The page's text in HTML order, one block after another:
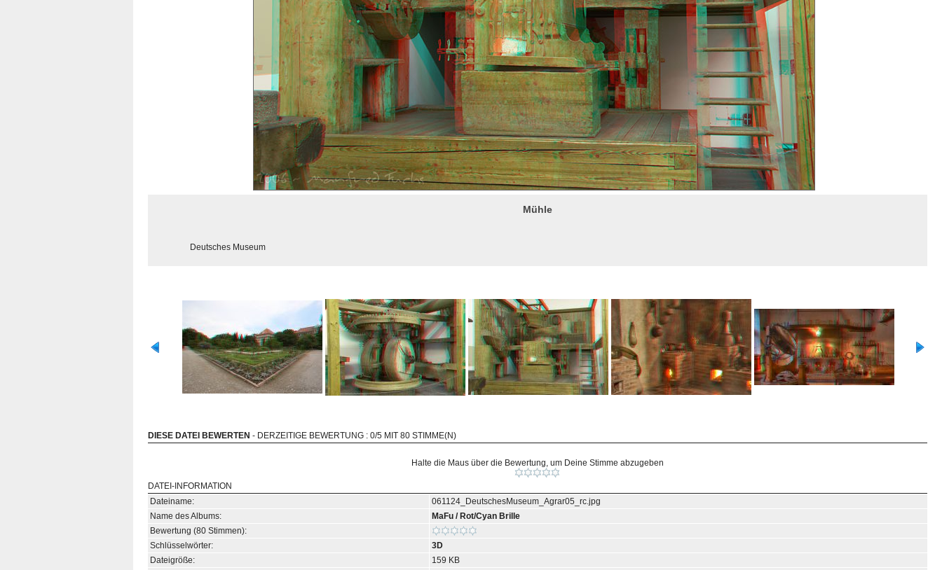
Mühle
Deutsches Museum
DIESE DATEI BEWERTEN - DERZEITIGE BEWERTUNG : 0/5 MIT 80 STIMME(N)
Halte die Maus über die Bewertung, um Deine Stimme abzugeben
DATEI-INFORMATION
Dateiname:
061124_DeutschesMuseum_Agrar05_rc.jpg
Name des Albums:
MaFu / Rot/Cyan Brille
Bewertung (80 Stimmen):
Schlüsselwörter:
3D
Dateigröße:
159 KB